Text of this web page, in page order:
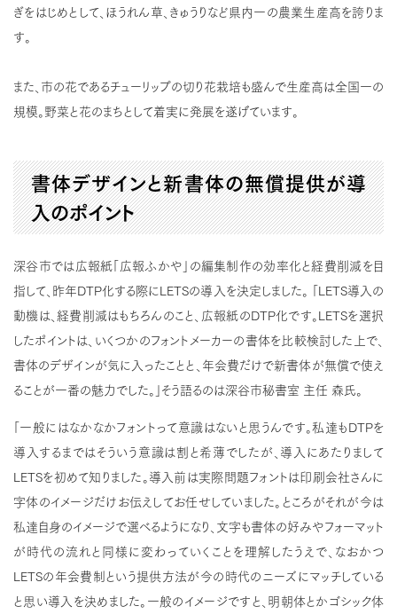
ぎをはじめとして、ほうれん草、きゅうりなど県内一の農業生産高を誇りま
す。
また、市の花であるチューリップの切り花栽培も盛んで生産高は全国一の
規模。野菜と花のまちとして着実に発展を遂げています。
書体デザインと新書体の無償提供が導
入のポイント
深谷市では広報紙「広報ふかや」の編集制作の効率化と経費削減を目
指して、昨年DTP化する際にLETSの導入を決定しました。 「LETS導入の
動機は、経費削減はもちろんのこと、広報紙のDTP化です。LETSを選択
したポイントは、いくつかのフォントメーカーの書体を比較検討した上で、
書体のデザインが気に入ったことと、年会費だけで新書体が無償で使え
ることが一番の魅力でした。」そう語るのは深谷市秘書室 主任 森氏。
「一般にはなかなかフォントって意識はないと思うんです。私達もDTPを
導入するまではそういう意識は割と希薄でしたが、導入にあたりまして
LETSを初めて知りました。導入前は実際問題フォントは印刷会社さんに
字体のイメージだけお伝えしてお任せしていました。ところがそれが今は
私達自身のイメージで選べるようになり、文字も書体の好みやフォーマット
が時代の流れと同様に変わっていくことを理解したうえで、なおかつ
LETSの年会費制という提供方法が今の時代のニーズにマッチしている
と思い導入を決めました。一般のイメージですと、明朝体とかゴシック体